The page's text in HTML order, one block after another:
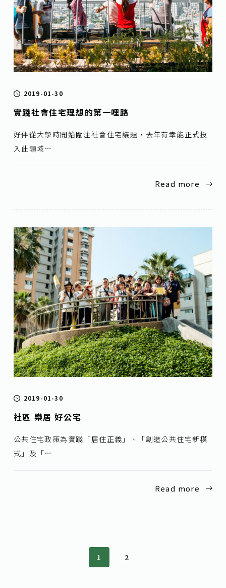
2019-01-30
實踐社會住宅理想的第一哩路
好伴從大學時開始關注社會住宅議題，去年有幸能正式投
入此領域…
Read more
2019-01-30
社區 樂居 好公宅
公共住宅政策為實踐「居住正義」、「創造公共住宅新模
式」及「…
Read more
1 2